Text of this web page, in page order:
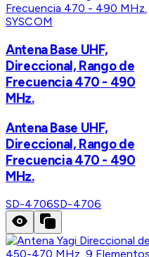
SYSCOM
Antena Base UHF,
Direccional, Rango de
Frecuencia 470 - 490
MHz.
Antena Base UHF,
Direccional, Rango de
Frecuencia 470 - 490
MHz.
SD-4706SD-4706